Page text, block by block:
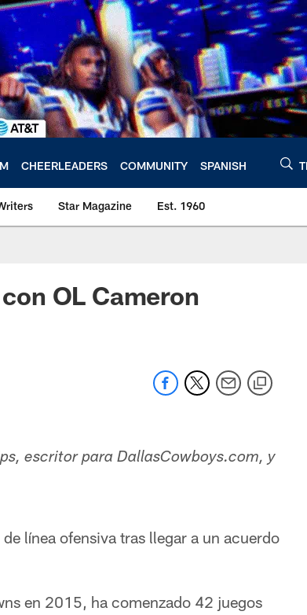
CHEERLEADERS COMMUNITY SPANISH
Star Magazine Est. 1960
OL Cameron
escritor para DallasCowboys.com, y
línea ofensiva tras llegar a un acuerdo
en 2015, ha comenzado 42 juegos